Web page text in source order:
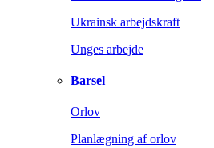
Ukrainsk arbejdskraft
Unges arbejde
Barsel
Orlov
Planlægning af orlov